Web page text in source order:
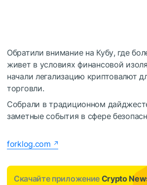
Обратили внимание на Кубу, где
живет в условиях финансовой
начали легализацию криптовалют
торговли.
Собрали в традиционном
заметные события в сфере
forklog.com
Скачайте приложение Crypto